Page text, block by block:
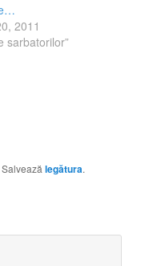
2011
sarbatorilor”
Salveazălegătura.